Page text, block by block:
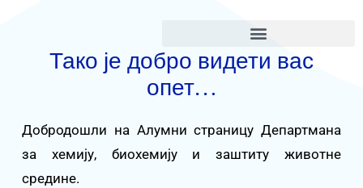
Тако је добро видети вас
опет…
Добродошли на Алумни страницу Департмана
за хемију, биохемију и заштиту животне
средине.